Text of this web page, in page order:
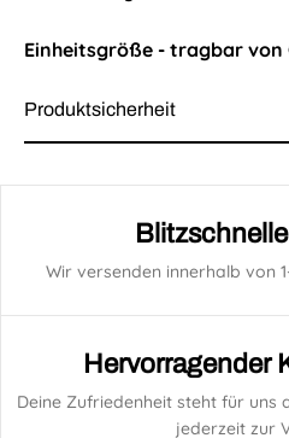
Einheitsgröße - tragbar von
Produktsicherheit
Wir versenden innerhalb von
Hervorragender
Deine Zufriedenheit steht für uns
jederzeit zur